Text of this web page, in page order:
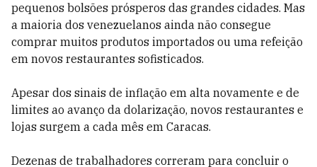
pequenos bolsões prósperos das grandes cidades. Mas
a maioria dos venezuelanos ainda não consegue
comprar muitos produtos importados ou uma refeição
em novos restaurantes sofisticados.
Apesar dos sinais de inflação em alta novamente e de
limites ao avanço da dolarização, novos restaurantes e
lojas surgem a cada mês em Caracas.
Dezenas de trabalhadores correram para concluir o